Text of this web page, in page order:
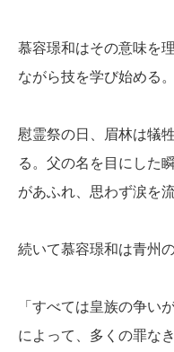
慕容璟和はその意味を
ながら技を学び始める。
慰霊祭の日、眉林は犠
る。父の名を目にした
があふれ、思わず涙を流
続いて慕容璟和は青州
「すべては皇族の争い
によって、多くの罪な